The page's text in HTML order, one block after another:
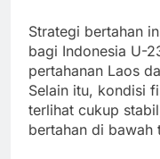
Strategi bertahan
bagi Indonesia U-
pertahanan Laos
Selain itu, kondisi
terlihat cukup
bertahan di bawah